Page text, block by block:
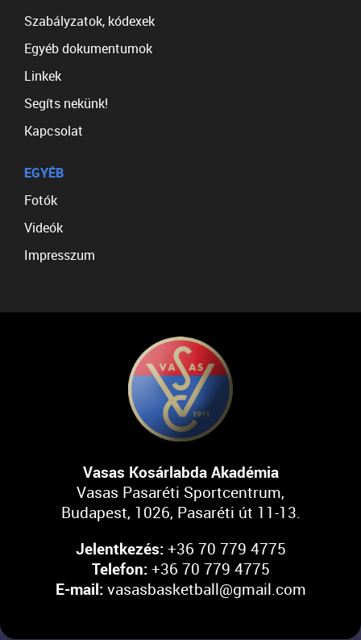
Szabályzatok, kódexek
Egyéb dokumentumok
Linkek
Segíts nekünk!
Kapcsolat
EGYÉB
Fotók
Videók
Impresszum
Vasas Kosárlabda Akadémia
Vasas Pasaréti Sportcentrum,
Budapest, 1026, Pasaréti út 11-13.
Jelentkezés: +36 70 779 4775
Telefon: +36 70 779 4775
E-mail: vasasbasketball@gmail.com